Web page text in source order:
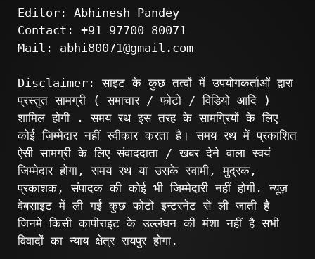
Editor: Abhinesh Pandey
Contact: +91 97700 80071
Mail: abhi80071@gmail.com
Disclaimer: साइट के कुछ तत्वों में उपयोगकर्ताओं द्वारा
प्रस्तुत सामग्री ( समाचार / फोटो / विडियो आदि )
शामिल होगी . समय रथ इस तरह के सामग्रियों के लिए
कोई ज़िम्मेदार नहीं स्वीकार करता है। समय रथ में प्रकाशित
ऐसी सामग्री के लिए संवाददाता / खबर देने वाला स्वयं
जिम्मेदार होगा, समय रथ या उसके स्वामी, मुद्रक,
प्रकाशक, संपादक की कोई भी जिम्मेदारी नहीं होगी. न्यूज़
वेबसाइट में ली गई कुछ फोटो इन्टरनेट से ली जाती है
जिनमे किसी कापीराइट के उल्लंघन की मंशा नहीं है सभी
विवादों का न्याय क्षेत्र रायपुर होगा.